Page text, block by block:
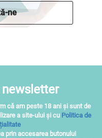
ne
că am peste 18 ani și sunt de
a site-ului și cu Politica de
prin accesarea butonului